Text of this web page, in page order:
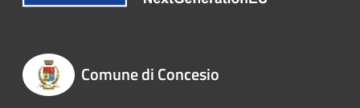
Comune di Concesio